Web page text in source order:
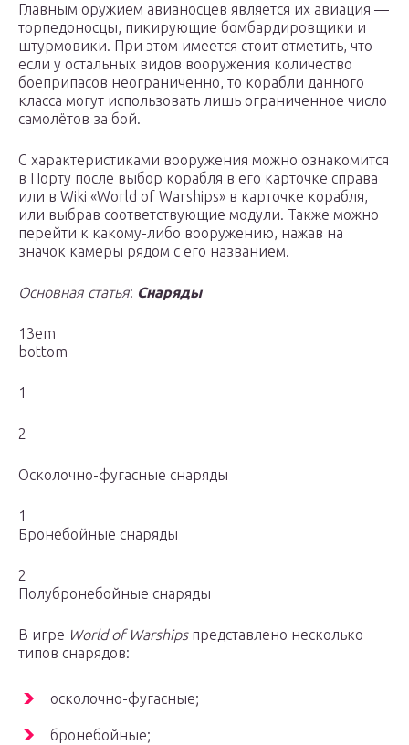
Главным оружием авианосцев является их авиация —
торпедоносцы, пикирующие бомбардировщики и
штурмовики. При этом имеется стоит отметить, что
если у остальных видов вооружения количество
боеприпасов неограниченно, то корабли данного
класса могут использовать лишь ограниченное число
самолётов за бой.
С характеристиками вооружения можно ознакомится
в Порту после выбор корабля в его карточке справа
или в Wiki «World of Warships» в карточке корабля,
или выбрав соответствующие модули. Также можно
перейти к какому-либо вооружению, нажав на
значок камеры рядом с его названием.
Основная статья: Снаряды
13em
bottom
1
2
Осколочно-фугасные снаряды
1
Бронебойные снаряды
2
Полубронебойные снаряды
В игре World of Warshipsпредставлено несколько
типов снарядов:
осколочно-фугасные;
бронебойные;